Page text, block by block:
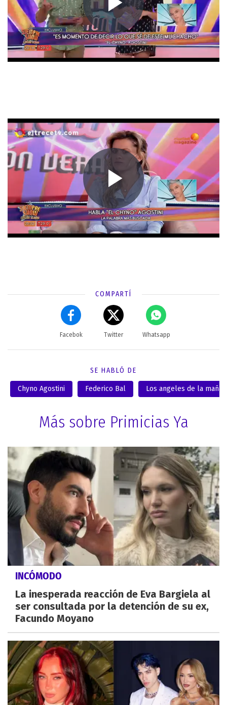
COMPARTÍ
Facebok Twitter Whatsapp
SE HABLÓ DE
Chyno Agostini Federico Bal Los angeles de la
Más sobre Primicias Ya
INCÓMODO
La inesperada reacción de Eva Bargiela al
ser consultada por la detención de su ex,
Facundo Moyano